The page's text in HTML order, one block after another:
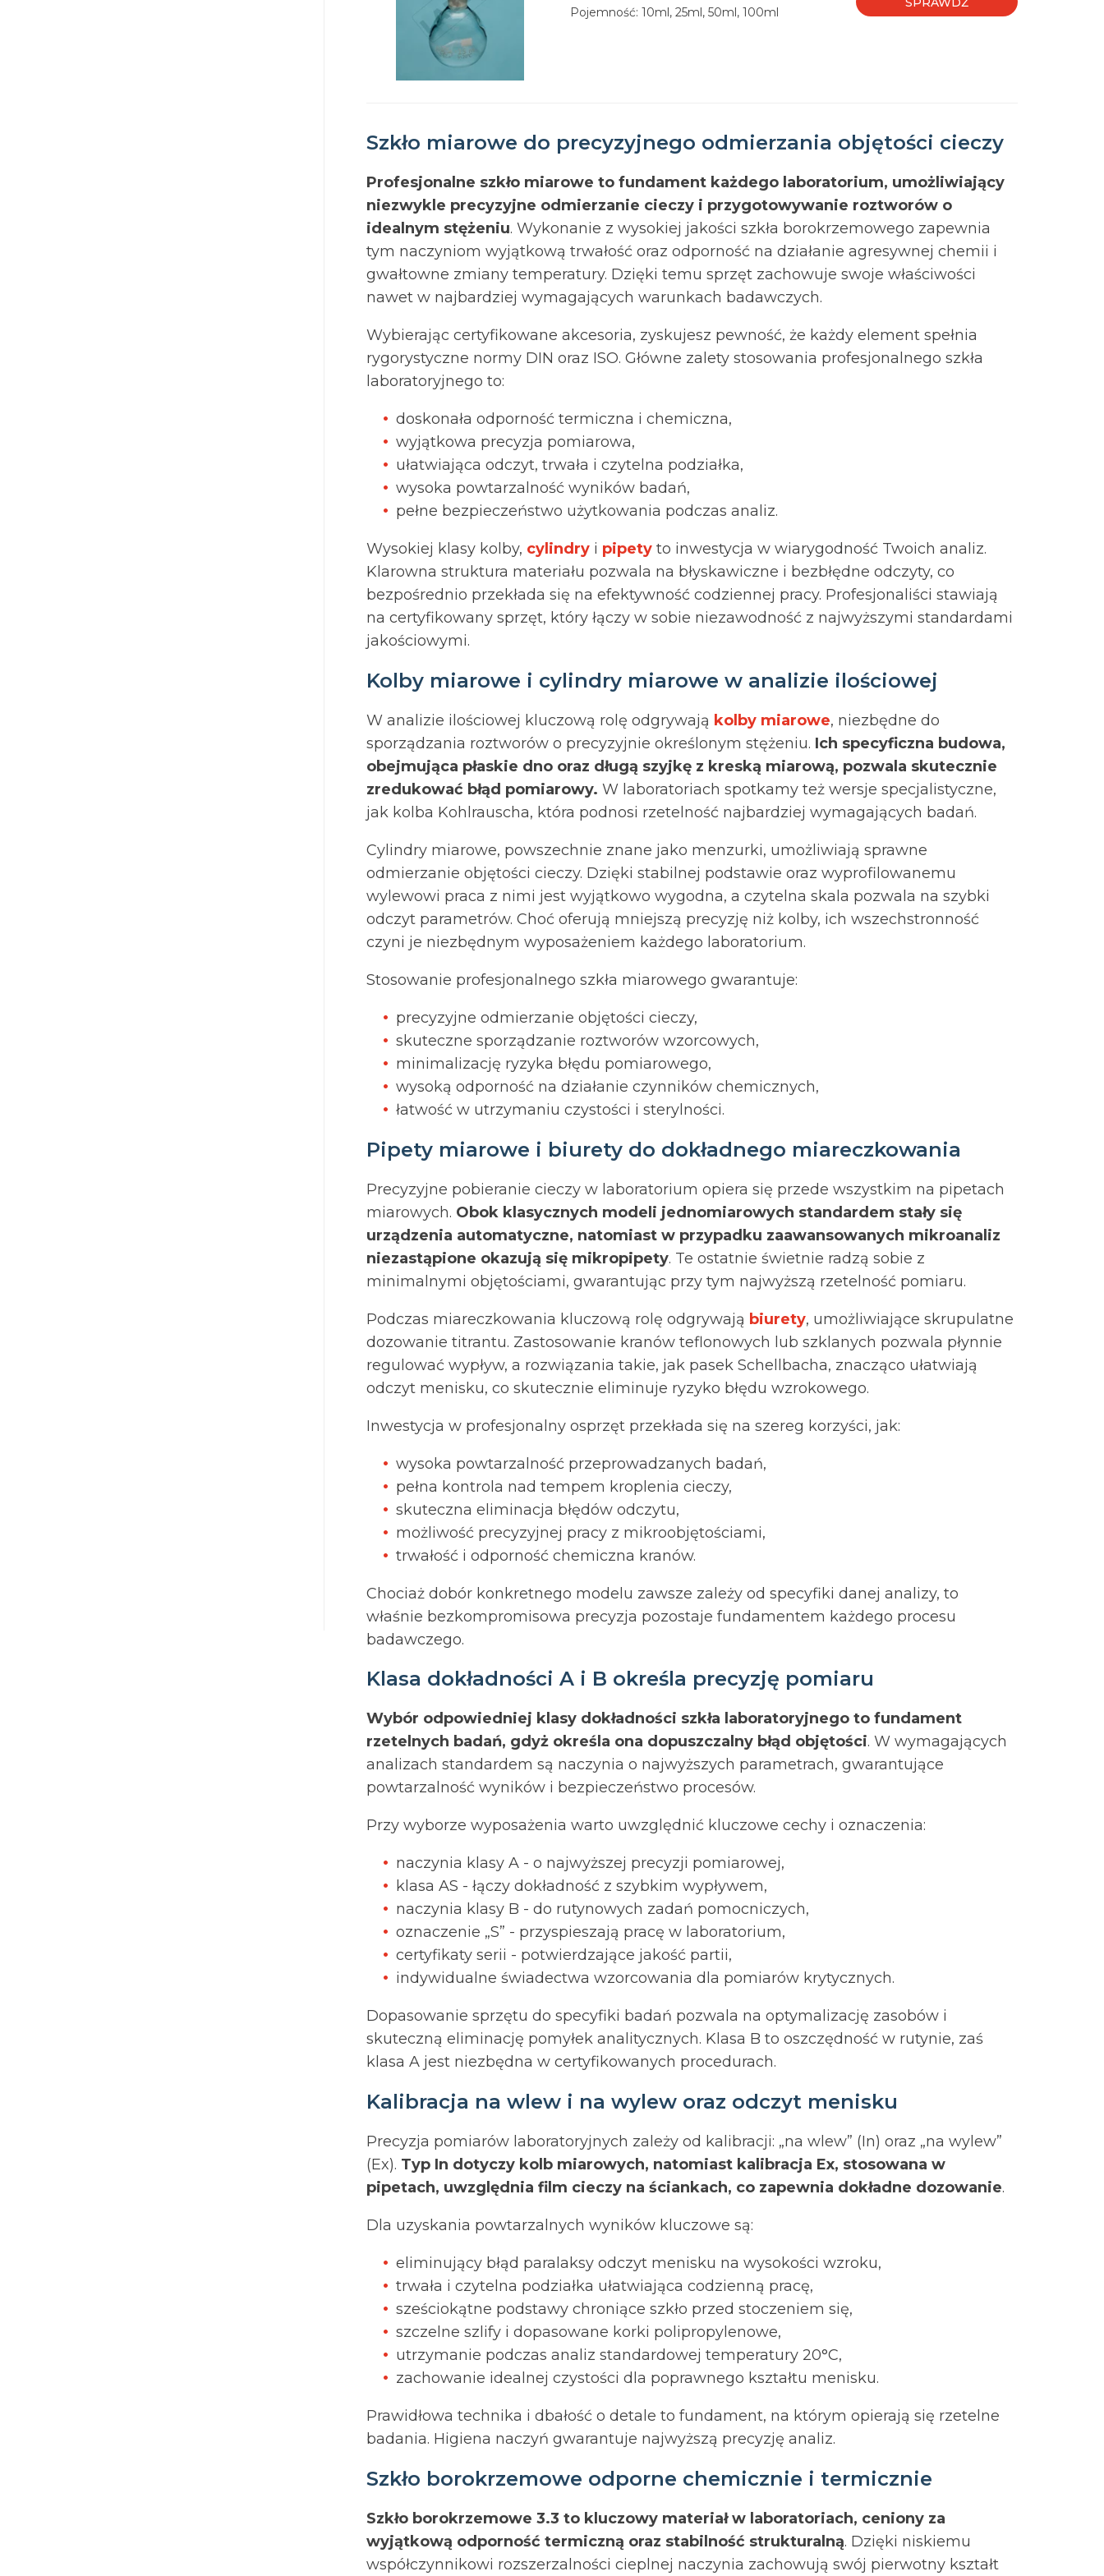
Pojemność: 10ml, 25ml, 50ml, 100ml
Szkło miarowe do precyzyjnego odmierzania objętości cieczy
Profesjonalne szkło miarowe to fundament każdego laboratorium, umożliwiający
niezwykle precyzyjne odmierzanie cieczy i przygotowywanie roztworów o
idealnym stężeniu. Wykonanie z wysokiej jakości szkła borokrzemowego zapewnia
tym naczyniom wyjątkową trwałość oraz odporność na działanie agresywnej chemii i
gwałtowne zmiany temperatury. Dzięki temu sprzęt zachowuje swoje właściwości
nawet w najbardziej wymagających warunkach badawczych.
Wybierając certyfikowane akcesoria, zyskujesz pewność, że każdy element spełnia
rygorystyczne normy DIN oraz ISO. Główne zalety stosowania profesjonalnego szkła
laboratoryjnego to:
doskonała odporność termiczna i chemiczna,
wyjątkowa precyzja pomiarowa,
ułatwiająca odczyt, trwała i czytelna podziałka,
wysoka powtarzalność wyników badań,
pełne bezpieczeństwo użytkowania podczas analiz.
Wysokiej klasy kolby, cylindry i pipety to inwestycja w wiarygodność Twoich analiz.
Klarowna struktura materiału pozwala na błyskawiczne i bezbłędne odczyty, co
bezpośrednio przekłada się na efektywność codziennej pracy. Profesjonaliści stawiają
na certyfikowany sprzęt, który łączy w sobie niezawodność z najwyższymi standardami
jakościowymi.
Kolby miarowe i cylindry miarowe w analizie ilościowej
W analizie ilościowej kluczową rolę odgrywają kolby miarowe, niezbędne do
sporządzania roztworów o precyzyjnie określonym stężeniu. Ich specyficzna budowa,
obejmująca płaskie dno oraz długą szyjkę z kreską miarową, pozwala skutecznie
zredukować błąd pomiarowy. W laboratoriach spotkamy też wersje specjalistyczne,
jak kolba Kohlrauscha, która podnosi rzetelność najbardziej wymagających badań.
Cylindry miarowe, powszechnie znane jako menzurki, umożliwiają sprawne
odmierzanie objętości cieczy. Dzięki stabilnej podstawie oraz wyprofilowanemu
wylewowi praca z nimi jest wyjątkowo wygodna, a czytelna skala pozwala na szybki
odczyt parametrów. Choć oferują mniejszą precyzję niż kolby, ich wszechstronność
czyni je niezbędnym wyposażeniem każdego laboratorium.
Stosowanie profesjonalnego szkła miarowego gwarantuje:
precyzyjne odmierzanie objętości cieczy,
skuteczne sporządzanie roztworów wzorcowych,
minimalizację ryzyka błędu pomiarowego,
wysoką odporność na działanie czynników chemicznych,
łatwość w utrzymaniu czystości i sterylności.
Pipety miarowe i biurety do dokładnego miareczkowania
Precyzyjne pobieranie cieczy w laboratorium opiera się przede wszystkim na pipetach
miarowych. Obok klasycznych modeli jednomiarowych standardem stały się
urządzenia automatyczne, natomiast w przypadku zaawansowanych mikroanaliz
niezastąpione okazują się mikropipety. Te ostatnie świetnie radzą sobie z
minimalnymi objętościami, gwarantując przy tym najwyższą rzetelność pomiaru.
Podczas miareczkowania kluczową rolę odgrywają biurety, umożliwiające skrupulatne
dozowanie titrantu. Zastosowanie kranów teflonowych lub szklanych pozwala płynnie
regulować wypływ, a rozwiązania takie, jak pasek Schellbacha, znacząco ułatwiają
odczyt menisku, co skutecznie eliminuje ryzyko błędu wzrokowego.
Inwestycja w profesjonalny osprzęt przekłada się na szereg korzyści, jak:
wysoka powtarzalność przeprowadzanych badań,
pełna kontrola nad tempem kroplenia cieczy,
skuteczna eliminacja błędów odczytu,
możliwość precyzyjnej pracy z mikroobjętościami,
trwałość i odporność chemiczna kranów.
Chociaż dobór konkretnego modelu zawsze zależy od specyfiki danej analizy, to
właśnie bezkompromisowa precyzja pozostaje fundamentem każdego procesu
badawczego.
Klasa dokładności A i B określa precyzję pomiaru
Wybór odpowiedniej klasy dokładności szkła laboratoryjnego to fundament
rzetelnych badań, gdyż określa ona dopuszczalny błąd objętości. W wymagających
analizach standardem są naczynia o najwyższych parametrach, gwarantujące
powtarzalność wyników i bezpieczeństwo procesów.
Przy wyborze wyposażenia warto uwzględnić kluczowe cechy i oznaczenia:
naczynia klasy A - o najwyższej precyzji pomiarowej,
klasa AS - łączy dokładność z szybkim wypływem,
naczynia klasy B - do rutynowych zadań pomocniczych,
oznaczenie „S” - przyspieszają pracę w laboratorium,
certyfikaty serii - potwierdzające jakość partii,
indywidualne świadectwa wzorcowania dla pomiarów krytycznych.
Dopasowanie sprzętu do specyfiki badań pozwala na optymalizację zasobów i
skuteczną eliminację pomyłek analitycznych. Klasa B to oszczędność w rutynie, zaś
klasa A jest niezbędna w certyfikowanych procedurach.
Kalibracja na wlew i na wylew oraz odczyt menisku
Precyzja pomiarów laboratoryjnych zależy od kalibracji: „na wlew” (In) oraz „na wylew”
(Ex). Typ In dotyczy kolb miarowych, natomiast kalibracja Ex, stosowana w
pipetach, uwzględnia film cieczy na ściankach, co zapewnia dokładne dozowanie.
Dla uzyskania powtarzalnych wyników kluczowe są:
eliminujący błąd paralaksy odczyt menisku na wysokości wzroku,
trwała i czytelna podziałka ułatwiająca codzienną pracę,
sześciokątne podstawy chroniące szkło przed stoczeniem się,
szczelne szlify i dopasowane korki polipropylenowe,
utrzymanie podczas analiz standardowej temperatury 20°C,
zachowanie idealnej czystości dla poprawnego kształtu menisku.
Prawidłowa technika i dbałość o detale to fundament, na którym opierają się rzetelne
badania. Higiena naczyń gwarantuje najwyższą precyzję analiz.
Szkło borokrzemowe odporne chemicznie i termicznie
Szkło borokrzemowe 3.3 to kluczowy materiał w laboratoriach, ceniony za
wyjątkową odporność termiczną oraz stabilność strukturalną. Dzięki niskiemu
współczynnikowi rozszerzalności cieplnej naczynia zachowują swój pierwotny kształt